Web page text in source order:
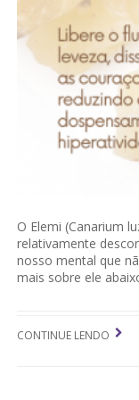
O Elemi (Canarium
relativamente
nosso mental que
mais sobre ele
CONTINUE LENDO